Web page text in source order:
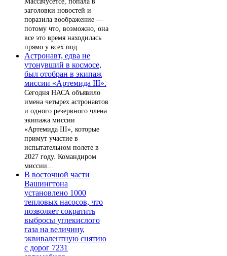
заголовки новостей и
поразила воображение —
потому что, возможно, она
все это время находилась
прямо у всех под...
Астронавт, едва не
утонувший в космосе,
был отобран в экипаж
миссии «Артемида III».
Сегодня НАСА объявило
имена четырех астронавтов
и одного резервного члена
экипажа миссии
«Артемида III», которые
примут участие в
испытательном полете в
2027 году. Командиром
миссии...
В восточной части
Вашингтона
установлено 1000
тепловых насосов, что
позволяет сократить
выбросы углекислого
газа на величину,
эквивалентную снятию
с дорог 7231